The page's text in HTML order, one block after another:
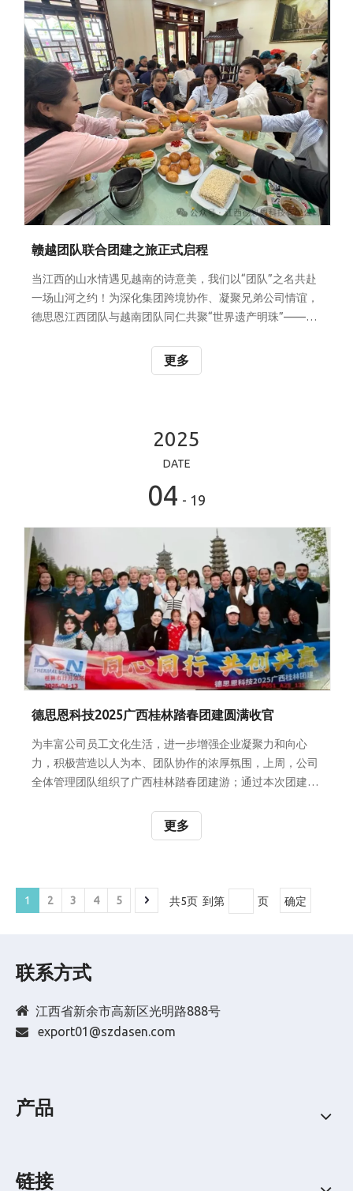
赣越团队联合团建之旅正式启程
当江西的山水情遇见越南的诗意美，我们以“团队”之名共赴
一场山河之约！为深化集团跨境协作、凝聚兄弟公司情谊，
德思恩江西团队与越南团队同仁共聚“世界遗产明珠”——越
地区，地处越南北部的最南端门户，介于红河和马河之间；
被誉为 “陆地下龙湾”，以其雄伟的喀斯特石灰岩山脉、洞穴
鬼斧神工。公司团队成员们泛舟宁平三谷碧洞，在喀斯特奇
峰间挥桨破浪，你追我赶；木桨入水，激起晶莹的水花，清
脆的声响在山谷间回荡。团队成员们两两一组，默契配合，
更多
2025
DATE
04 - 19
德思恩科技2025广西桂林踏春团建圆满收官
为丰富公司员工文化生活，进一步增强企业凝聚力和向心
力，积极营造以人为本、团队协作的浓厚氛围，上周，公司
全体管理团队组织了广西桂林踏春团建游；通过本次团建活
然美丽景色接触中，激发对工作和生活的热情。 按照行程安
排，我们首先游览了原生态瀑布群【古东瀑布】，全国唯一
浪，体验了一把儿时的乐趣。 央视著名广告《康美之恋》主
要采景地【世外桃源】景色，大家亲身体验《桃花源记》中
更多
1 2 3 4 5 共5页 到第 页 确定
联系方式
 江西省新余市高新区光明路888号
 export01@szdasen.com
产品
链接